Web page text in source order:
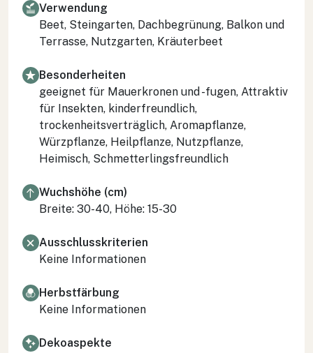
Verwendung
Beet, Steingarten, Dachbegrünung, Balkon und
Terrasse, Nutzgarten, Kräuterbeet
Besonderheiten
geeignet für Mauerkronen und -fugen, Attraktiv
für Insekten, kinderfreundlich,
trockenheitsverträglich, Aromapflanze,
Würzpflanze, Heilpflanze, Nutzpflanze,
Heimisch, Schmetterlingsfreundlich
Wuchshöhe (cm)
Breite: 30-40, Höhe: 15-30
Ausschlusskriterien
Keine Informationen
Herbstfärbung
Keine Informationen
Dekoaspekte